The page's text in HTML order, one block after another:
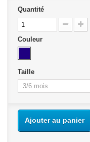
Quantité
Couleur
Taille
Ajouter au panier